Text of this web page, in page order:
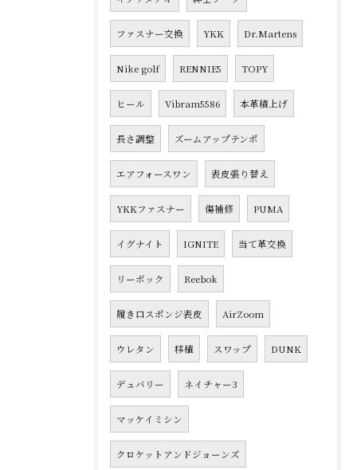
ファスナー交換 YKK Dr.Martens
Nike golf RENNIE5 TOPY
ヒール Vibram5586 本革積上げ
長さ調整 ズームアップテンポ
エアフォースワン 表皮張り替え
YKKファスナー 傷補修 PUMA
イグナイト IGNITE 当て革交換
リーボック Reebok
履き口スポンジ表皮 AirZoom
ウレタン 移植 スワップ DUNK
デュバリー ネイチャー3
マッケイミシン
クロケットアンドジョーンズ